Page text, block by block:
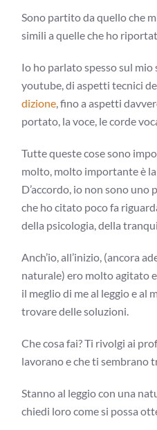
Sono partito da quello che
simili a quelle che ho
Io ho parlato spesso sul mio
youtube, di aspetti tecnici
dizione , fino a aspetti
portato, la voce, le corde
Tutte queste cose sono
molto, molto importante è la
D’accordo, io non sono uno
che ho citato poco fa
della psicologia, della
Anch’io, all’inizio, (ancora
naturale) ero molto agitato
il meglio di me al leggio e al
trovare delle soluzioni.
Che cosa fai? Ti rivolgi ai
lavorano e che ti sembrano
Stanno al leggio con una
chiedi loro come si possa